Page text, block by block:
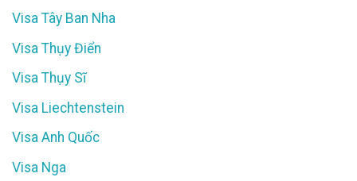
Visa Tây Ban Nha
Visa Thụy Điển
Visa Thụy Sĩ
Visa Liechtenstein
Visa Anh Quốc
Visa Nga